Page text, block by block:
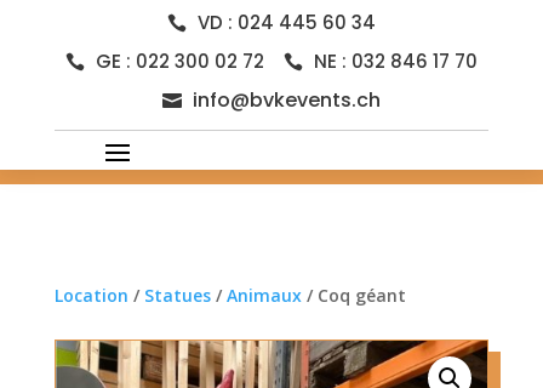
 VD : 024 445 60 34
 GE : 022 300 02 72  NE : 032 846 17 70
 info@bvkevents.ch
Location / Statues/Animaux/ Coq géant